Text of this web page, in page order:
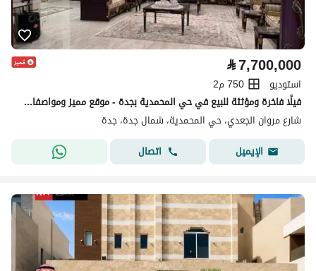
⃁7,700,000
استوديو
750 م2
فيلًا فاخرة ومؤثثة للبيع في حي المحمدية بجدة - موقع مميز ومواصفات متكاملة
شارع مروان الجعدي، حي المحمدية، شمال جدة، جدة
الإيميل
اتصال